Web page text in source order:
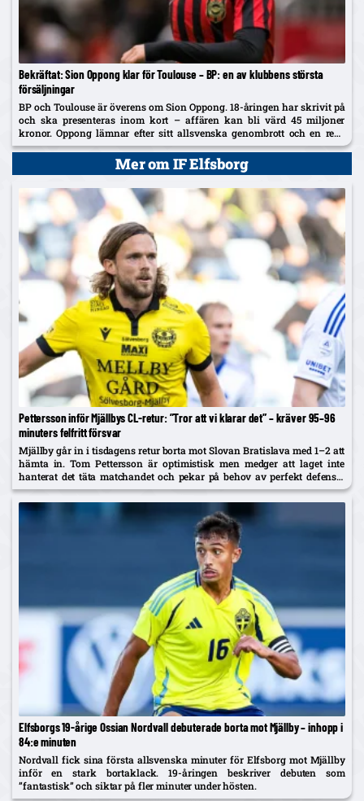
Bekräftat: Sion Oppong klar för Toulouse – BP: en av klubbens största
försäljningar
BP och Toulouse är överens om Sion Oppong. 18-åringen har skrivit på
och ska presenteras inom kort – affären kan bli värd 45 miljoner
kronor. Oppong lämnar efter sitt allsvenska genombrott och en resa
som började i BP som fyraåring.
Mer om IF Elfsborg
Pettersson inför Mjällbys CL-retur: ”Tror att vi klarar det” – kräver 95–96
minuters felfritt försvar
Mjällby går in i tisdagens retur borta mot Slovan Bratislava med 1–2 att
hämta in. Tom Pettersson är optimistisk men medger att laget inte
hanterat det täta matchandet och pekar på behov av perfekt defensiv
och skarpare avslut.
Elfsborgs 19-årige Ossian Nordvall debuterade borta mot Mjällby – inhopp i
84:e minuten
Nordvall fick sina första allsvenska minuter för Elfsborg mot Mjällby
inför en stark bortaklack. 19-åringen beskriver debuten som
”fantastisk” och siktar på fler minuter under hösten.